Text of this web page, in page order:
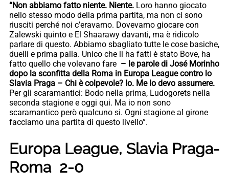
“Non abbiamo fatto niente. Niente. Loro hanno giocato
nello stesso modo della prima partita, ma non ci sono
riusciti perché noi c’eravamo. Dovevamo giocare con
Zalewski quinto e El Shaarawy davanti, ma è ridicolo
parlare di questo. Abbiamo sbagliato tutte le cose basiche,
duelli e prima palla. Unico che li ha fatti è stato Bove, ha
fatto quello che volevano fare – le parole di José Morinho
dopo la sconfitta della Roma in Europa League contro lo
Slavia Praga – Chi è colpevole? Io. Me lo devo assumere.
Per gli scaramantici: Bodo nella prima, Ludogorets nella
seconda stagione e oggi qui. Ma io non sono
scaramantico però qualcuno si. Ogni stagione al girone
facciamo una partita di questo livello”.
Europa League, Slavia Praga-
Roma 2-0